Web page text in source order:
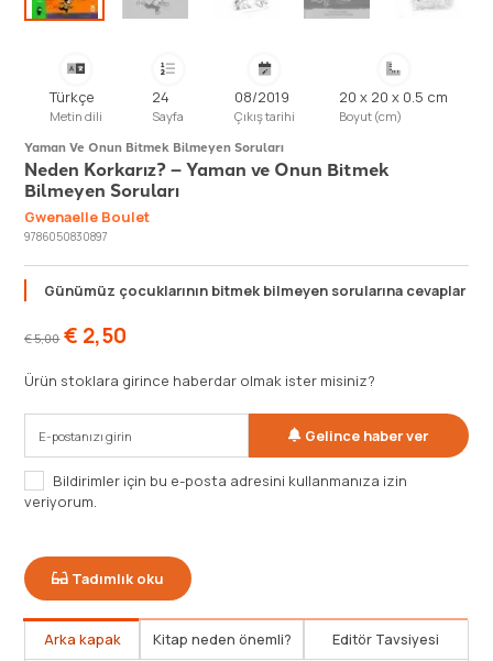
Türkçe
Metin dili
24
Sayfa
08/2019
Çıkış tarihi
20 x 20 x 0.5 cm
Boyut (cm)
Yaman Ve Onun Bitmek Bilmeyen Soruları
Neden Korkarız? – Yaman ve Onun Bitmek
Bilmeyen Soruları
Gwenaelle Boulet
9786050830897
Günümüz çocuklarının bitmek bilmeyen sorularına cevaplar
€5,00 € 2,50
Ürün stoklara girince haberdar olmak ister misiniz?
Gelince haber ver
Bildirimler için bu e-posta adresini kullanmanıza izin
veriyorum.
Tadımlık oku
Arka kapak Kitap neden önemli? Editör Tavsiyesi